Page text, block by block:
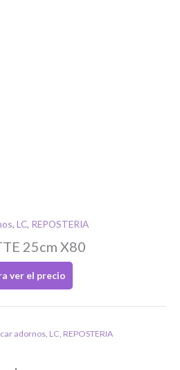
, LC, REPOSTERIA
25cm X80
ver el precio
adornos LC REPOSTERIA
cuenta...
para ingresar
de registro